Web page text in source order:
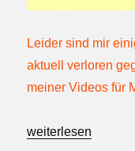
Leider sind mir
aktuell verloren
meiner Videos für
„Einige Videos
weiterlesen